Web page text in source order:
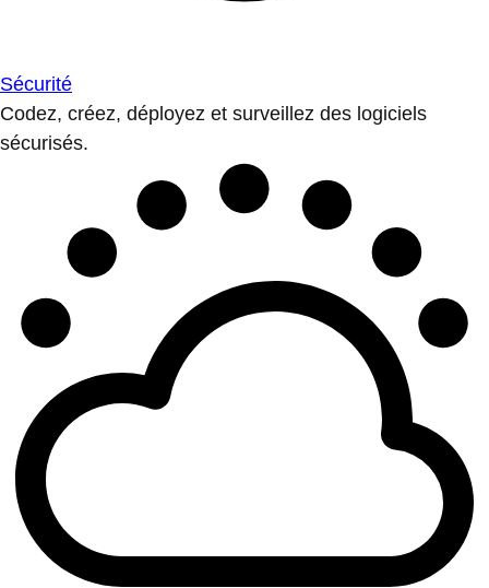
Sécurité
Codez, créez, déployez et surveillez des logiciels
sécurisés.